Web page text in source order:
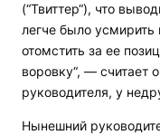
(“Твиттер“), что
легче было усмирить
отомстить за ее
воровку“, — считает
руководителя, у
Нынешний